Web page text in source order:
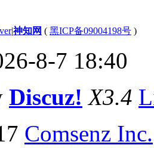
|神知网 ( 黑ICP备09004198号 )
8-7 18:40
Discuz! X3.4
Comsenz Inc.